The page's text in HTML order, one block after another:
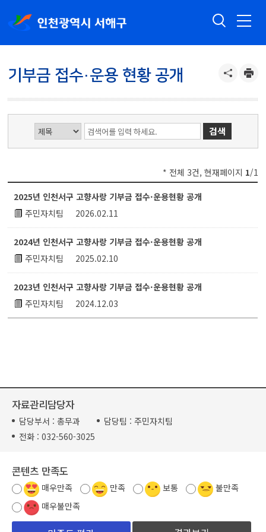
기부금 접수·운용 현황 공개
* 전체 3건, 현재페이지 1/1
2025년 인천서구 고향사랑 기부금 접수·운용현황 공개
주민자치팀
2026.02.11
2024년 인천서구 고향사랑 기부금 접수·운용현황 공개
주민자치팀
2025.02.10
2023년 인천서구 고향사랑 기부금 접수·운용현황 공개
주민자치팀
2024.12.03
자료관리담당자
담당부서 : 총무과 담당팀 : 주민자치팀
전화 : 032-560-3025
콘텐츠 만족도
매우만족 만족 보통
불만족
매우불만족